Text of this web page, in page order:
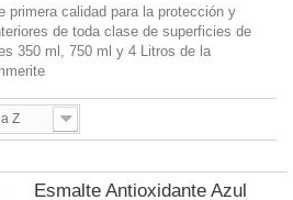
primera calidad para la protección y
de toda clase de superficies de
350 ml, 750 ml y 4 Litros de la
Z
Esmalte Antioxidante Azul